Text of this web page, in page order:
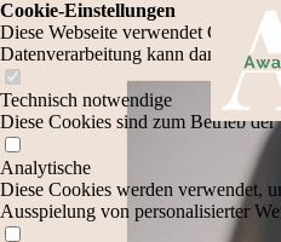
Cookie-Einstellungen
Diese Webseite verwendet
Datenverarbeitung kann dann auch
Technisch notwendige
Diese Cookies sind zum Betrieb
Analytische
Diese Cookies werden verwendet,
Ausspielung von personalisierter